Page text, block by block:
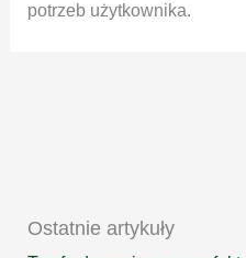
potrzeb użytkownika.
Ostatnie artykuły